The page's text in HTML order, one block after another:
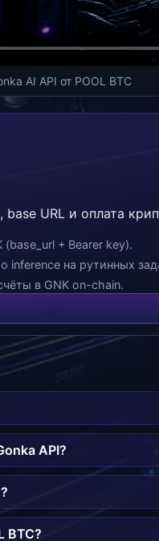
AI API от POOL BTC
URL и оплата
+ Bearer key).
inference на рутинных
в GNK on-chain.
API?
BTC?